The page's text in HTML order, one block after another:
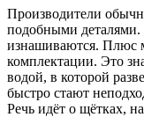
Производители
подобными
изнашиваются. Плюс
комплектации. Это
водой, в которой
быстро стают
Речь идёт о щётках,